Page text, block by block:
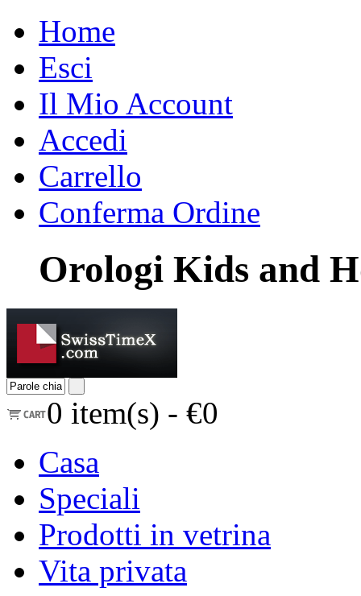
Home
Esci
Il Mio Account
Accedi
Carrello
Conferma Ordine
Orologi Kids and
0 item(s) - €0
Casa
Speciali
Prodotti in vetrina
Vita privata